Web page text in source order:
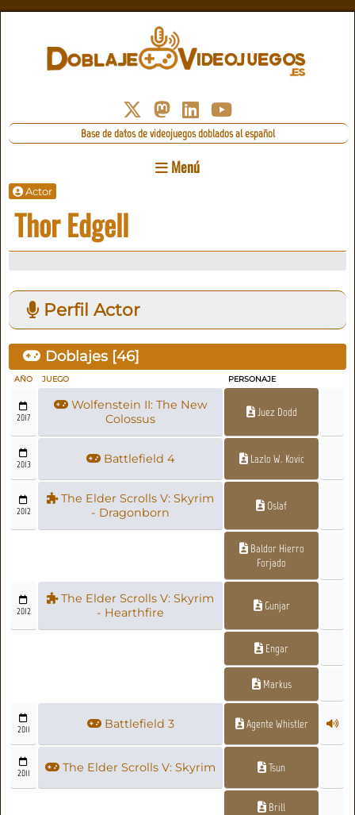
Base de datos de videojuegos doblados al español
Menú
Actor
Thor Edgell
Perfil Actor
Doblajes [46]
AÑO JUEGO PERSONAJE
2017
Wolfenstein II: The New
Colossus
Juez Dodd
2013 Battlefield 4 Lazlo W. Kovic
2012
The Elder Scrolls V: Skyrim
- Dragonborn
Oslaf
Baldor Hierro
Forjado
2012
The Elder Scrolls V: Skyrim
- Hearthfire
Gunjar
Engar
Markus
2011 Battlefield 3 Agente Whistler
2011 The Elder Scrolls V: Skyrim Tsun
Brill